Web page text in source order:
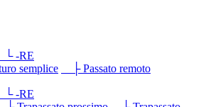
-RE
semplice
├ Passato remoto
-RE